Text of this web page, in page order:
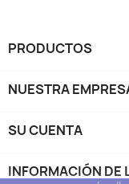
PRODUCTOS
NUESTRA
SU CUENTA
INFORMACIÓN DE